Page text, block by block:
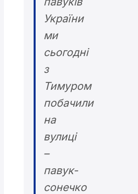
України
ми
сьогодні
з
Тимуром
побачили
на
вулиці
–
павук-
сонечко